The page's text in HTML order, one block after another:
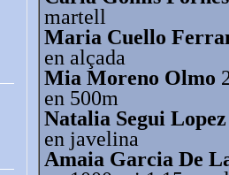
martell
Maria Cuello
en alçada
Mia Moreno Olmo
en 500m
Natalia Segui Lopez
en javelina
Amaia Garcia De